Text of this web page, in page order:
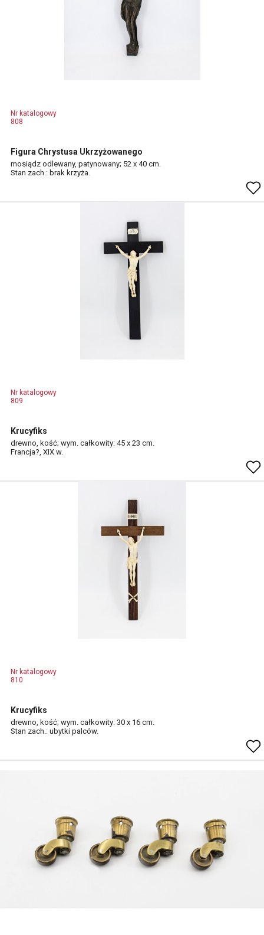
Nr katalogowy
808
Figura Chrystusa Ukrzyżowanego
mosiądz odlewany, patynowany; 52 x 40 cm.
Stan zach.: brak krzyża.
Nr katalogowy
809
Krucyfiks
drewno, kość; wym. całkowity: 45 x 23 cm.
Francja?, XIX w.
Nr katalogowy
810
Krucyfiks
drewno, kość; wym. całkowity: 30 x 16 cm.
Stan zach.: ubytki palców.